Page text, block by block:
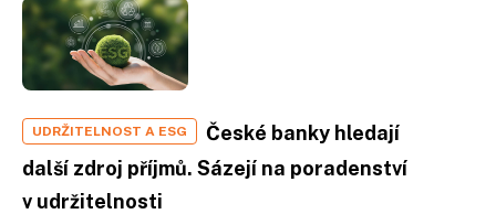
UDRŽITELNOST A ESG
České banky hledají
další zdroj příjmů. Sázejí na poradenství
v udržitelnosti